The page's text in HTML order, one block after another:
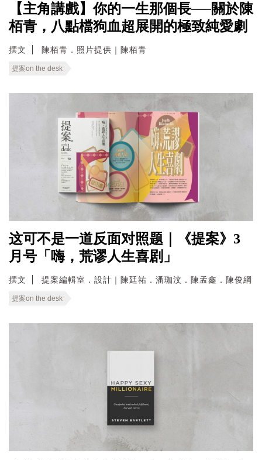
【主角講戲】你的一生那個長──關於陳
栢青，八點檔狗血超展開的極致純愛劇
撰文 陳栢青．照片提供｜陳栢青
提案on the desk
这可不是一道反面对照题｜《提案》3
月号「嗨，荒谬人生喜剧」
撰文 提案編輯室．設計｜陳廷祐．潘珈汶．陳孟鑫．陳俊綱
提案on the desk